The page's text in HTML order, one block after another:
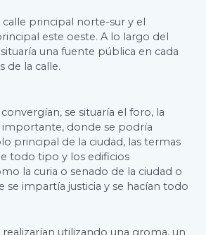
principal norte-sur y el
este oeste. A lo largo del
una fuente pública en cada
de la calle.
se situaría el foro, la
importante, donde se podría
principal de la ciudad, las termas
todo tipo y los edificios
la curia o senado de la ciudad o
se impartía justicia y se hacían todo